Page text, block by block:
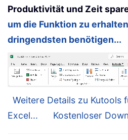
Produktivität und Zeit
um die Funktion zu
dringendsten benötigen...
Weitere Details zu Kutools
Excel...
Kostenloser